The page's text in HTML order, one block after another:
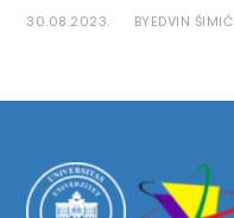
30.08.2023. BYEDVIN ŠIMIĆ